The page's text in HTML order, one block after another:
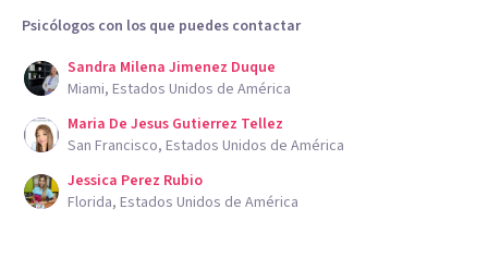
Psicólogos con los que puedes contactar
Sandra Milena Jimenez Duque
Miami, Estados Unidos de América
Maria De Jesus Gutierrez Tellez
San Francisco, Estados Unidos de América
Jessica Perez Rubio
Florida, Estados Unidos de América